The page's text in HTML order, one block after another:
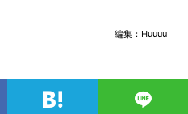
編集： Huuuu